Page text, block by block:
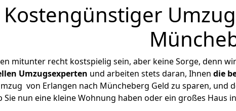
Kostengünstiger
mitunter recht kostspielig sein, aber keine Sorge, denn
Umzugsexperten und arbeiten stets daran, Ihnen die
von Erlangen nach Müncheberg Geld zu sparen, und
Sie nun eine kleine Wohnung haben oder ein großes Haus